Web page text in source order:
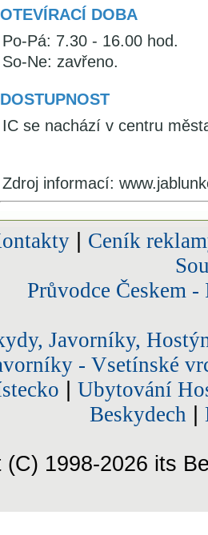
OTEVÍRACÍ DOBA
Po-Pá: 7.30 - 16.00 hod.
So-Ne: zavřeno.
DOSTUPNOST
IC se nachází v centru
Zdroj informací:
| Ceník
Průvodce Českem
Javorníky,
- Vsetínské
Ubytování
Beskydech
(C) 1998-2026 its